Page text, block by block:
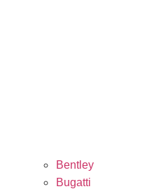
Bentley
Bugatti